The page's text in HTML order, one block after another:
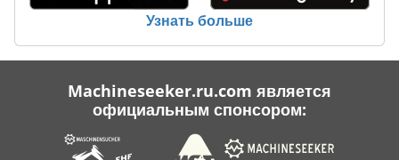
Узнать больше
Machineseeker.ru.com является
официальным спонсором: